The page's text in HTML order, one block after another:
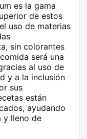
es la gama
de estos
uso de materias
sin colorantes
será una
al uso de
y a la inclusión
sus
están
ayudando
y lleno de